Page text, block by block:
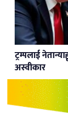
ट्रम्पलाई
अस्वीकार